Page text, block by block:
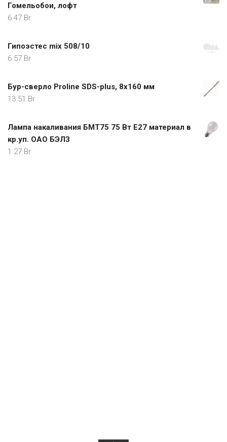
Гомельобои, лофт
6.47 Br
Гипоэстес mix 508/10
6.57 Br
Бур-сверло Proline SDS-plus, 8x160 мм
13.51 Br
Лампа накаливания БМТ75 75 Вт Е27 материал в
кр.уп. ОАО БЭЛЗ
1.27 Br